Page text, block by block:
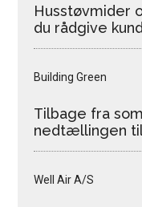
Husstøvmider
du rådgive
Building Green
Tilbage fra
nedtællingen til
Well Air A/S